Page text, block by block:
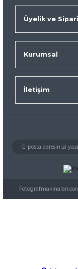
Üyelik ve
Kurumsal
İletişim